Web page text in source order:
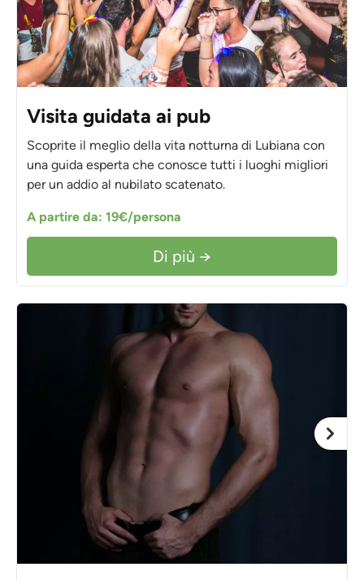
Visita guidata ai pub
Scoprite il meglio della vita notturna di Lubiana con
una guida esperta che conosce tutti i luoghi migliori
per un addio al nubilato scatenato.
A partire da: 19€/persona
Di più →